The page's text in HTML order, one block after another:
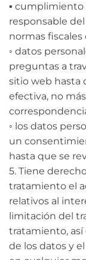
▪ cumplimiento
responsable
normas fiscales
◦ datos
preguntas a
sitio web hasta
efectiva, no
◦ los datos
un
hasta que se
5. Tiene
tratamiento el
relativos al
limitación del
tratamiento, así
de los datos y